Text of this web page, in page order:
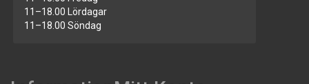
11–18.00 Lördagar
11–18.00 Söndag